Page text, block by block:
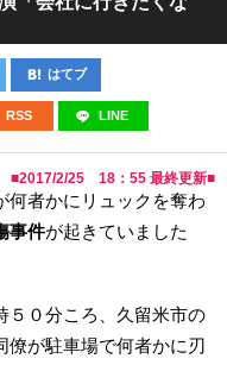
はてブ
RSS LINE
■2017/2/25 18：55 最終更新■
何者かにリュックを奪わ
事件が起きていました
５０分ころ、久留米市の
僚が駐車場で何者かに刃